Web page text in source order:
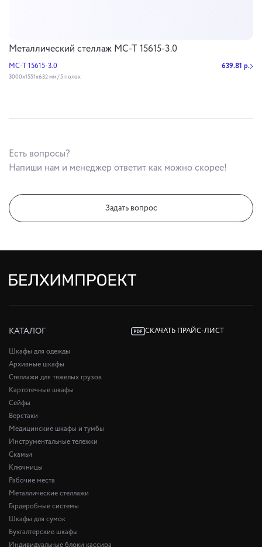
Металлический стеллаж МС-Т 15615-3.0
МС-Т 15615-3.0 639.81 р.
3000х1551х632 мм / 5 полок
Есть вопросы?
Напиши нам и менеджер ответит как можно скорее!
Задать вопрос
КАТАЛОГ СКАЧАТЬ ПРАЙС-ЛИСТ
Шкафы для одежды
Архивные шкафы
Стеллажи для тяжелых грузов
Картотечные шкафы
Сейфы
Верстаки
Медицинские шкафы и тумбы
Инструментальные тележки
Скамьи
Ключницы
Рабочие места
Металлические стеллажи
Гардеробные системы
Шкафы для сумок
Бухгалтерские шкафы
Индивидуальные блоки кассира